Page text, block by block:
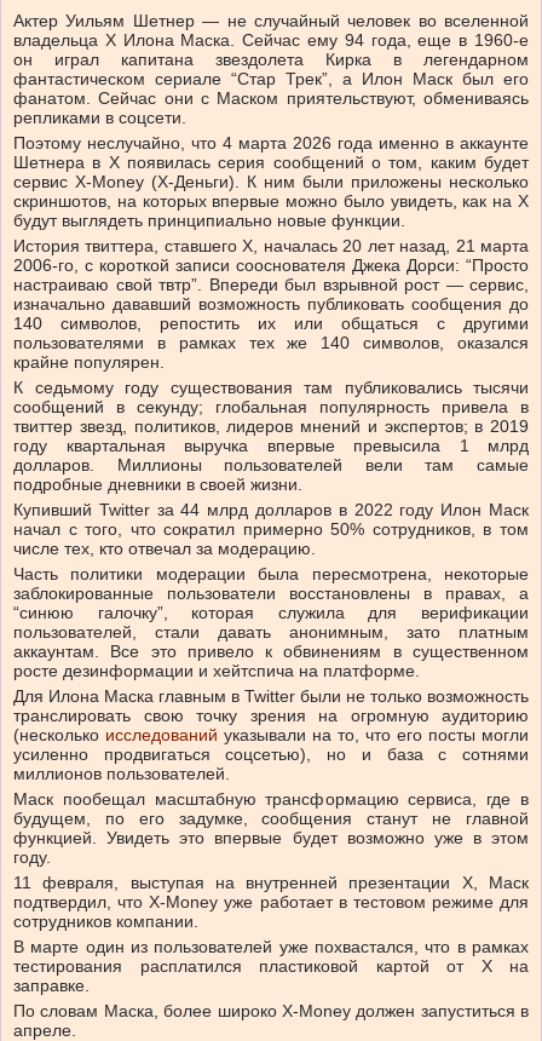
Актер Уильям Шетнер — не случайный человек во вселенной
владельца Х Илона Маска. Сейчас ему 94 года, еще в 1960-е
он играл капитана звездолета Кирка в легендарном
фантастическом сериале “Стар Трек”, а Илон Маск был его
фанатом. Сейчас они с Маском приятельствуют, обмениваясь
репликами в соцсети.
Поэтому неслучайно, что 4 марта 2026 года именно в аккаунте
Шетнера в Х появилась серия сообщений о том, каким будет
сервис X-Money (X-Деньги). К ним были приложены несколько
скриншотов, на которых впервые можно было увидеть, как на Х
будут выглядеть принципиально новые функции.
История твиттера, ставшего X, началась 20 лет назад, 21 марта
2006-го, с короткой записи сооснователя Джека Дорси: “Просто
настраиваю свой твтр”. Впереди был взрывной рост — сервис,
изначально дававший возможность публиковать сообщения до
140 символов, репостить их или общаться с другими
пользователями в рамках тех же 140 символов, оказался
крайне популярен.
К седьмому году существования там публиковались тысячи
сообщений в секунду; глобальная популярность привела в
твиттер звезд, политиков, лидеров мнений и экспертов; в 2019
году квартальная выручка впервые превысила 1 млрд
долларов. Миллионы пользователей вели там самые
подробные дневники в своей жизни.
Купивший Twitter за 44 млрд долларов в 2022 году Илон Маск
начал с того, что сократил примерно 50% сотрудников, в том
числе тех, кто отвечал за модерацию.
Часть политики модерации была пересмотрена, некоторые
заблокированные пользователи восстановлены в правах, а
“синюю галочку”, которая служила для верификации
пользователей, стали давать анонимным, зато платным
аккаунтам. Все это привело к обвинениям в существенном
росте дезинформации и хейтспича на платформе.
Для Илона Маска главным в Twitter были не только возможность
транслировать свою точку зрения на огромную аудиторию
(несколько исследований указывали на то, что его посты могли
усиленно продвигаться соцсетью), но и база с сотнями
миллионов пользователей.
Маск пообещал масштабную трансформацию сервиса, где в
будущем, по его задумке, сообщения станут не главной
функцией. Увидеть это впервые будет возможно уже в этом
году.
11 февраля, выступая на внутренней презентации Х, Маск
подтвердил, что X-Money уже работает в тестовом режиме для
сотрудников компании.
В марте один из пользователей уже похвастался, что в рамках
тестирования расплатился пластиковой картой от Х на
заправке.
По словам Маска, более широко X-Money должен запуститься в
апреле.